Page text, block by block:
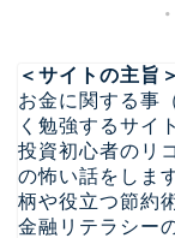
＜サイトの主旨＞
お金に関する事
く勉強するサイ
投資初心者のリ
の怖い話をしま
柄や役立つ節約
金融リテラシー